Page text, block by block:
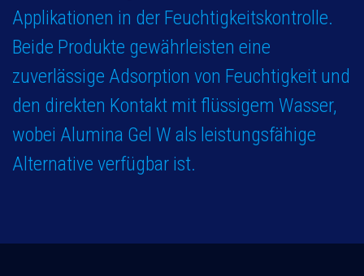
Applikationen in der Feuchtigkeitskontrolle.
Beide Produkte gewährleisten eine
zuverlässige Adsorption von Feuchtigkeit und
den direkten Kontakt mit flüssigem Wasser,
wobei Alumina Gel W als leistungsfähige
Alternative verfügbar ist.